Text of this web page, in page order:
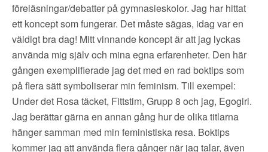
föreläsningar/debatter på gymnasieskolor. Jag har hittat
ett koncept som fungerar. Det måste sägas, idag var en
väldigt bra dag! Mitt vinnande koncept är att jag lyckas
använda mig själv och mina egna erfarenheter. Den här
gången exemplifierade jag det med en rad boktips som
på flera sätt symboliserar min feminism. Till exempel:
Under det Rosa täcket, Fittstim, Grupp 8 och jag, Egogirl.
Jag berättar gärna en annan gång hur de olika titlarna
hänger samman med min feministiska resa. Boktips
kommer jag att använda flera gånger när jag talar, även